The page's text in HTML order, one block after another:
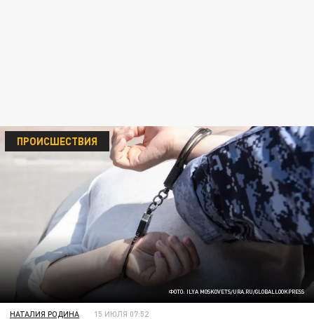
ФОТО: ILYA MOSKOVETS/URA.RU/GLOBALLOOKPRESS
ПРОИСШЕСТВИЯ
НАТАЛИЯ РОДИНА 15 ИЮЛЯ 07:52